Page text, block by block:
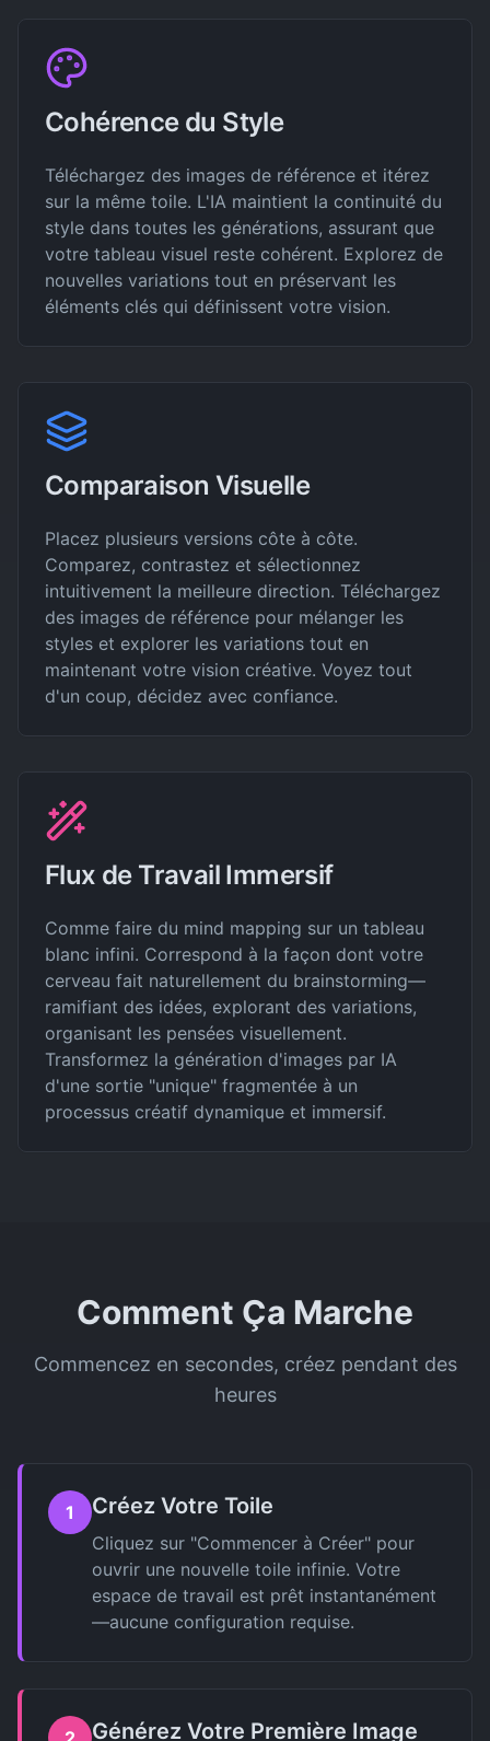
Cohérence du Style
Téléchargez des images de référence et itérez
sur la même toile. L'IA maintient la continuité du
style dans toutes les générations, assurant que
votre tableau visuel reste cohérent. Explorez de
nouvelles variations tout en préservant les
éléments clés qui définissent votre vision.
Comparaison Visuelle
Placez plusieurs versions côte à côte.
Comparez, contrastez et sélectionnez
intuitivement la meilleure direction. Téléchargez
des images de référence pour mélanger les
styles et explorer les variations tout en
maintenant votre vision créative. Voyez tout
d'un coup, décidez avec confiance.
Flux de Travail Immersif
Comme faire du mind mapping sur un tableau
blanc infini. Correspond à la façon dont votre
cerveau fait naturellement du brainstorming—
ramifiant des idées, explorant des variations,
organisant les pensées visuellement.
Transformez la génération d'images par IA
d'une sortie "unique" fragmentée à un
processus créatif dynamique et immersif.
Comment Ça Marche
Commencez en secondes, créez pendant des
heures
1 Créez Votre Toile
Cliquez sur "Commencer à Créer" pour
ouvrir une nouvelle toile infinie. Votre
espace de travail est prêt instantanément
—aucune configuration requise.
Générez Votre Première Image